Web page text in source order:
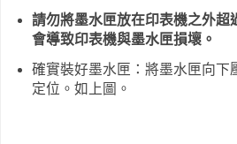
請勿將墨水匣放在印表機之外超
會導致印表機與墨水匣損壞。
確實裝好墨水匣：將墨水匣向下
定位。如上圖。